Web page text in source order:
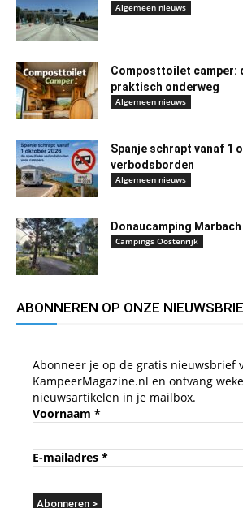
Algemeen nieuws
Composttoilet camper:
praktisch onderweg
Algemeen nieuws
Spanje schrapt vanaf 1
verbodsborden
Algemeen nieuws
Donaucamping
Campings Oostenrijk
ABONNEREN OP ONZE
Abonneer je op de gratis nieuwsbrief
KampeerMagazine.nl en ontvang
nieuwsartikelen in je mailbox.
Voornaam *
E-mailadres *